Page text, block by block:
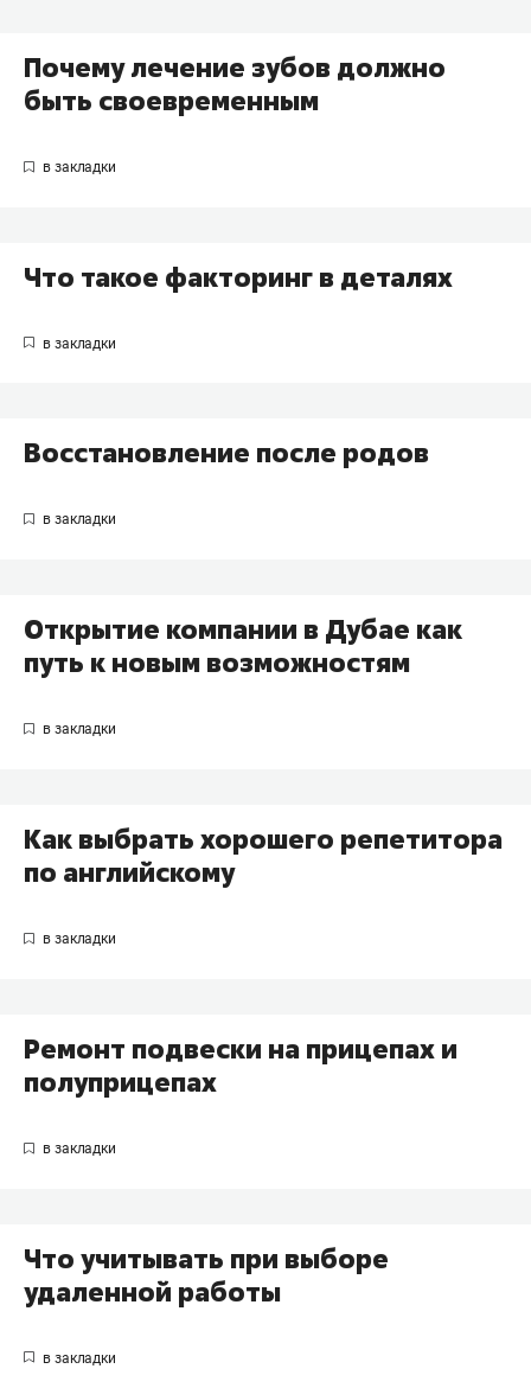
Почему лечение зубов должно
быть своевременным
Что такое факторинг в деталях
Восстановление после родов
Открытие компании в Дубае как
путь к новым возможностям
Как выбрать хорошего репетитора
по английскому
Ремонт подвески на прицепах и
полуприцепах
Что учитывать при выборе
удаленной работы